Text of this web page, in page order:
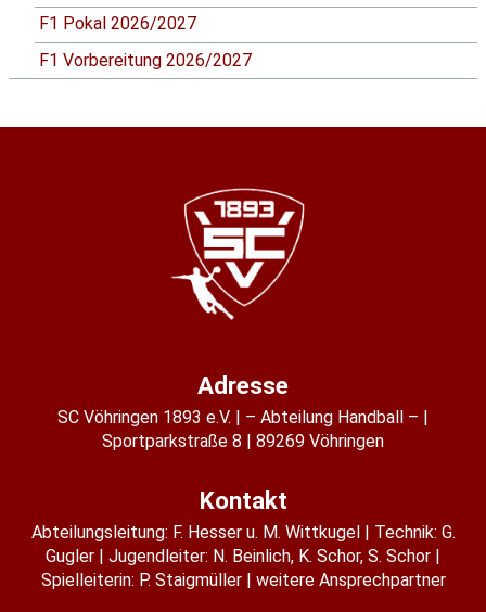
F1 Pokal 2026/2027
F1 Vorbereitung 2026/2027
Adresse
SC Vöhringen 1893 e.V.
– Abteilung Handball –
Sportparkstraße 8
89269 Vöhringen
Kontakt
Abteilungsleitung: F. Hesser u. M. Wittkugel
Technik: G.
Gugler
Jugendleiter: N. Beinlich, K. Schor, S. Schor
Spielleiterin: P. Staigmüller weitere Ansprechpartner